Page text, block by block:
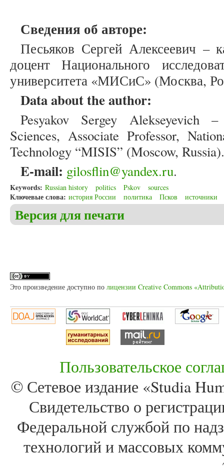
Сведения об авторе:
Песьяков Сергей Алексеевич –
доцент Национального
университета «МИСиС» (Москва,
Data about the author:
Pesyakov Sergey Alekseyevich
Sciences, Associate Professor,
Technology “MISIS” (Moscow, Russia).
E-mail: gilosflin@yandex.ru.
Keywords: Russian history politics Pskov sources
Ключевые слова: история России политика Псков источники
Версия для печати
Это произведение доступно по лицензии Creative Commons
Пользовательское
© Сетевое издание «Studia
Свидетельство о
Федеральной службой по
технологий и массовых